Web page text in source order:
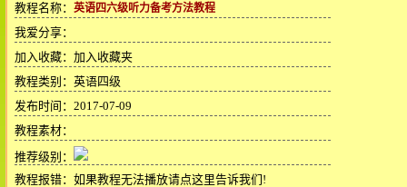
教程名称： 英语四六级听力备考方法教程
我爱分享：
加入收藏： 加入收藏夹
教程类别：英语四级
发布时间：2017-07-09
教程素材：
推荐级别：
教程报错： 如果教程无法播放请点这里告诉我们!